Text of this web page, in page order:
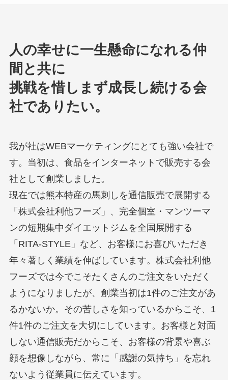
人の幸せに一生懸命になれる仲
間と共に
挑戦を惜しまず成長し続ける会
社でありたい。
我が社はWEBマーケティングにとても強い会社で
す。当初は、食品をインターネットで販売する会
社として創業しました。
現在では熊本特産の馬刺しを通信販売で展開する
「株式会社利他フーズ」、完全個室・マンツーマ
ンの短期集中ダイエットジムを全国展開する
「RITA-STYLE」など、お客様にお喜びいただき
年々著しく業績を伸ばしています。株式会社利他
フーズでは今でこそたくさんのご注文をいただく
ようになりましたが、創業当初は1件のご注文があ
るかないか。その苦しさを知っているからこそ、1
件1件のご注文を大切にしています。お客様と対面
しない通信販売だからこそ、お客様の背景や喜ぶ
顔を想像しながら、常に「感謝の気持ち」を忘れ
ないよう従業員に伝えています。